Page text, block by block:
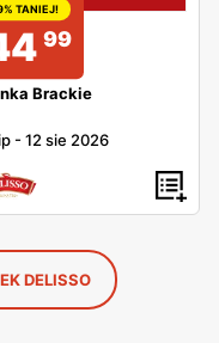
TANIEJ!
99
Brackie
-12 sie 2026
DELISSO